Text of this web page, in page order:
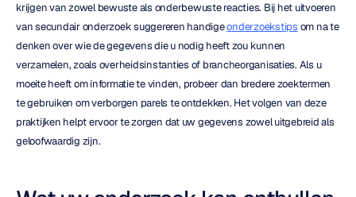
krijgen van zowel bewuste als onderbewuste reacties. Bij het uitvoeren
van secundair onderzoek suggereren handige onderzoekstips om na te
denken over wie de gegevens die u nodig heeft zou kunnen
verzamelen, zoals overheidsinstanties of brancheorganisaties. Als u
moeite heeft om informatie te vinden, probeer dan bredere zoektermen
te gebruiken om verborgen parels te ontdekken. Het volgen van deze
praktijken helpt ervoor te zorgen dat uw gegevens zowel uitgebreid als
geloofwaardig zijn.